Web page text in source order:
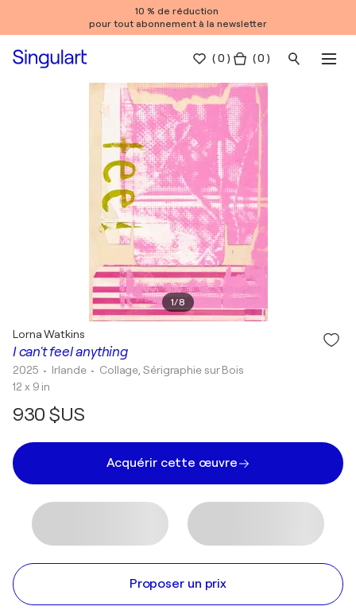
10 % de réduction
pour tout abonnement à la newsletter
(0 ) ( 0 )
1/8
I can't feel anything
Lorna Watkins
2025 • Irlande • Collage, Sérigraphie sur Bois
12 x 9 in
930 $US
Acquérir cette œuvre
Proposer un prix